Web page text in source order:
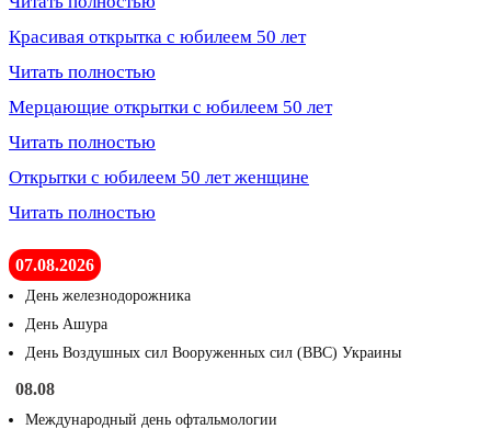
Красивая открытка с юбилеем 50 лет
Читать полностью
Мерцающие открытки с юбилеем 50 лет
Читать полностью
Открытки с юбилеем 50 лет женщине
Читать полностью
07.08.2026
День железнодорожника
День Ашура
День Воздушных сил Вооруженных сил (ВВС) Украины
08.08
Международный день офтальмологии